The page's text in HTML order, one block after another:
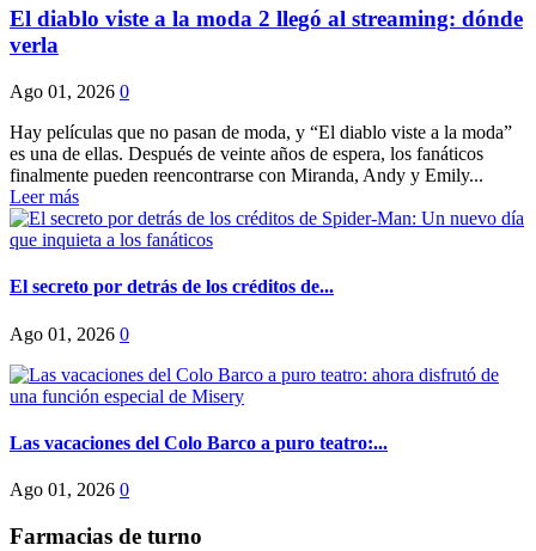
El diablo viste a la moda 2 llegó al streaming: dónde
verla
Ago 01, 2026 0
Hay películas que no pasan de moda, y “El diablo viste a la moda”
es una de ellas. Después de veinte años de espera, los fanáticos
finalmente pueden reencontrarse con Miranda, Andy y Emily...
Leer más
El secreto por detrás de los créditos de...
Ago 01, 2026 0
Las vacaciones del Colo Barco a puro teatro:...
Ago 01, 2026 0
Farmacias de turno